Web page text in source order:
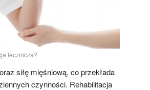
lecznicza?
siłę mięśniową, co przekłada
czynności. Rehabilitacja